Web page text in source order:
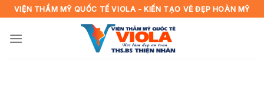
Skip
to
content
VIỆN THẨM MỸ QUỐC TẾ VIOLA - KIẾN TẠO VẺ ĐẸP HOÀN MỸ